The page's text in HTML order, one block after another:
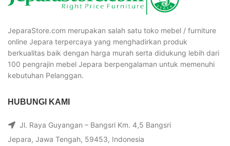
JeparaStore.com merupakan salah satu toko mebel / furniture
online Jepara terpercaya yang menghadirkan produk
berkualitas baik dengan harga murah serta didukung lebih dari
100 pengrajin mebel Jepara berpengalaman untuk memenuhi
kebutuhan Pelanggan.
HUBUNGI KAMI
Jl. Raya Guyangan – Bangsri Km. 4,5 Bangsri
Jepara, Jawa Tengah, 59453, Indonesia